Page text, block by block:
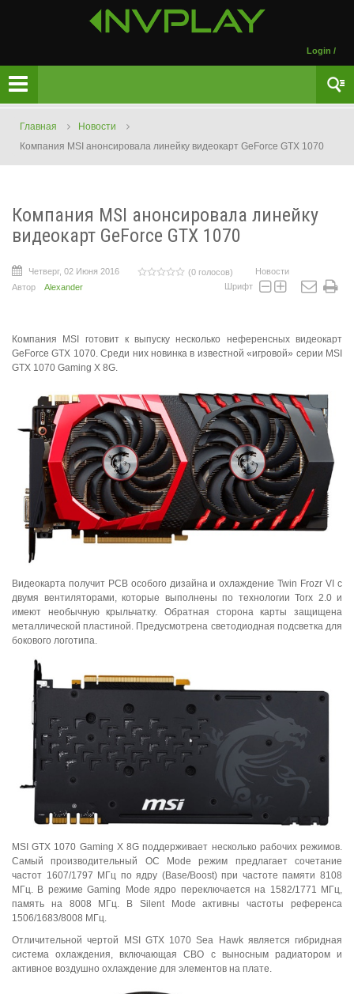
Login /
Главная
Новости
Компания MSI анонсировала линейку видеокарт GeForce GTX 1070
Компания MSI анонсировала линейку
видеокарт GeForce GTX 1070
Четверг, 02 Июня 2016 (0 голосов)
Новости
Автор
Alexander Шрифт
Компания MSI готовит к выпуску несколько неференсных видеокарт
GeForce GTX 1070. Среди них новинка в известной «игровой» серии MSI
GTX 1070 Gaming X 8G.
Видеокарта получит PCB особого дизайна и охлаждение Twin Frozr VI с
двумя вентиляторами, которые выполнены по технологии Torx 2.0 и
имеют необычную крыльчатку. Обратная сторона карты защищена
металлической пластиной. Предусмотрена светодиодная подсветка для
бокового логотипа.
MSI GTX 1070 Gaming X 8G поддерживает несколько рабочих режимов.
Самый производительный OC Mode режим предлагает сочетание
частот 1607/1797 МГц по ядру (Base/Boost) при частоте памяти 8108
МГц. В режиме Gaming Mode ядро переключается на 1582/1771 МГц,
память на 8008 МГц. В Silent Mode активны частоты референса
1506/1683/8008 МГц.
Отличительной чертой MSI GTX 1070 Sea Hawk является гибридная
система охлаждения, включающая СВО с выносным радиатором и
активное воздушно охлаждение для элементов на плате.